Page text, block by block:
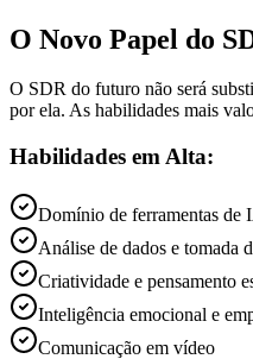
O Novo Papel do
O SDR do futuro não será
por ela. As habilidades mais
Habilidades em Alta:
Domínio de ferramentas de
Análise de dados e tomada
Criatividade e pensamento
Inteligência emocional e
Comunicação em vídeo